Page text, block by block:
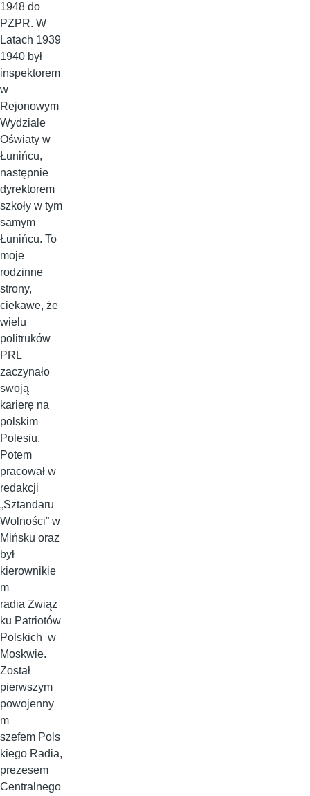
1948 do
PZPR. W
Latach 1939
1940 był
inspektorem
w
Rejonowym
Wydziale
Oświaty w
Łunińcu,
następnie
dyrektorem
szkoły w tym
samym
Łunińcu. To
moje
rodzinne
strony,
ciekawe, że
wielu
politruków
PRL
zaczynało
swoją
karierę na
polskim
Polesiu.
Potem
pracował w
redakcji
„Sztandaru
Wolności” w
Mińsku oraz
był
kierownikie
m
radia Związ
ku Patriotów
Polskich w
Moskwie.
Został
pierwszym
powojenny
m
szefem Pols
kiego Radia,
prezesem
Centralnego